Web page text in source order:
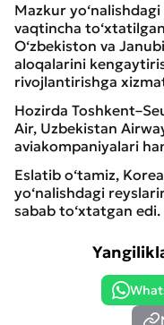
Mazkur
vaqtincha
O‘zbekiston va
aloqalarini
rivojlantirishga
Hozirda
Air, Uzbekistan
aviakompaniyalari
Eslatib o‘tamiz,
yo‘nalishdagi
sabab to‘xtatgan edi.